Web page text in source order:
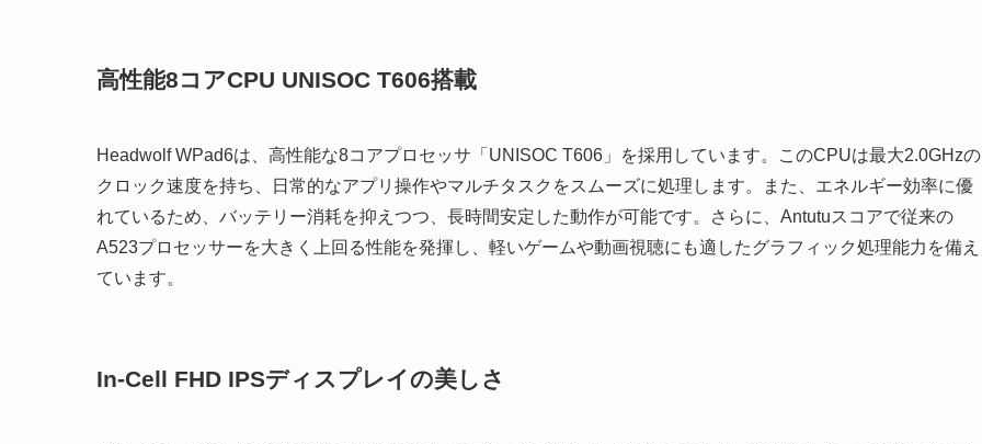
高性能8コアCPU UNISOC T606搭載
Headwolf WPad6は、高性能な8コアプロセッサ「UNISOC T606」を採用しています。このCPUは最大2.0GHzの
クロック速度を持ち、日常的なアプリ操作やマルチタスクをスムーズに処理します。また、エネルギー効率に優
れているため、バッテリー消耗を抑えつつ、長時間安定した動作が可能です。さらに、Antutuスコアで従来の
A523プロセッサーを大きく上回る性能を発揮し、軽いゲームや動画視聴にも適したグラフィック処理能力を備え
ています。
In-Cell FHD IPSディスプレイの美しさ